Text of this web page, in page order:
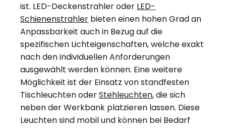
ist. LED-Deckenstrahler oder LED-
Schienenstrahler bieten einen hohen Grad an
Anpassbarkeit auch in Bezug auf die
spezifischen Lichteigenschaften, welche exakt
nach den individuellen Anforderungen
ausgewählt werden können. Eine weitere
Möglichkeit ist der Einsatz von standfesten
Tischleuchten oderStehleuchten, die sich
neben der Werkbank platzieren lassen. Diese
Leuchten sind mobil und können bei Bedarf